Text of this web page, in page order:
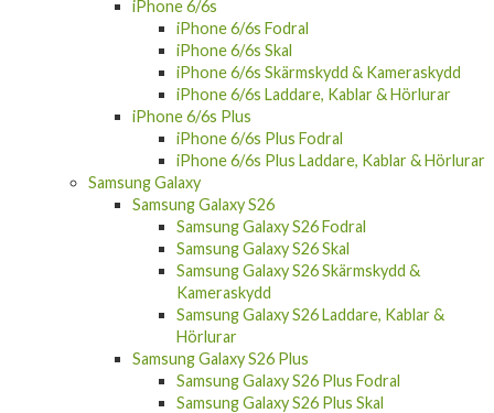
iPhone 6/6s
iPhone 6/6s Fodral
iPhone 6/6s Skal
iPhone 6/6s Skärmskydd & Kameraskydd
iPhone 6/6s Laddare, Kablar & Hörlurar
iPhone 6/6s Plus
iPhone 6/6s Plus Fodral
iPhone 6/6s Plus Laddare, Kablar & Hörlurar
Samsung Galaxy
Samsung Galaxy S26
Samsung Galaxy S26 Fodral
Samsung Galaxy S26 Skal
Samsung Galaxy S26 Skärmskydd &
Kameraskydd
Samsung Galaxy S26 Laddare, Kablar &
Hörlurar
Samsung Galaxy S26 Plus
Samsung Galaxy S26 Plus Fodral
Samsung Galaxy S26 Plus Skal